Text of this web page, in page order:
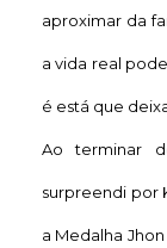
aproximar da
a vida real
é está que
Ao terminar
surpreendi por
a Medalha